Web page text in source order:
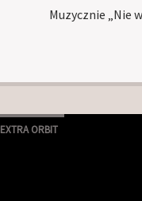
Muzycznie „Nie
EXTRA ORBIT